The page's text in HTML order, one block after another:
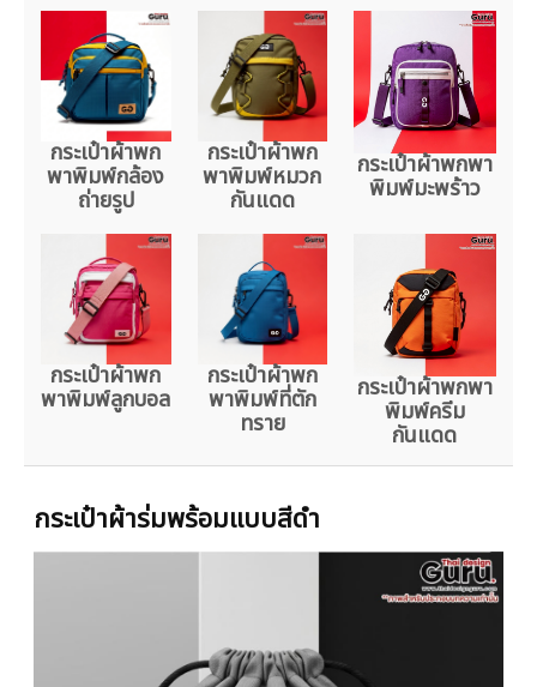
กระเป๋าผ้าพก
พาพิมพ์กล้อง
ถ่ายรูป
กระเป๋าผ้าพก
พาพิมพ์หมวก
กันแดด
กระเป๋าผ้าพกพา
พิมพ์มะพร้าว
กระเป๋าผ้าพก
พาพิมพ์ลูกบอล
กระเป๋าผ้าพก
พาพิมพ์ที่ตัก
ทราย
กระเป๋าผ้าพกพา
พิมพ์ครีม
กันแดด
กระเป๋าผ้าร่มพร้อมแบบสีดำ